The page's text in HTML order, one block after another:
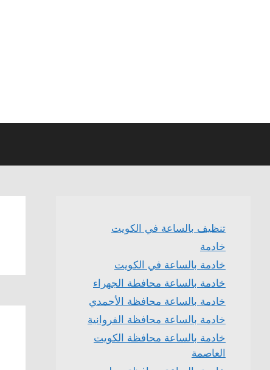
تنظيف بالساعة في الكويت
خادمة
خادمة بالساعة في الكويت
خادمة بالساعة محافطة الجهراء
خادمة بالساعة محافظة الأحمدي
خادمة بالساعة محافظة الفروانية
خادمة بالساعة محافظة الكويت
العاصمة